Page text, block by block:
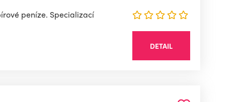
peníze. Specializací
DETAIL